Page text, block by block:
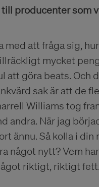
till producenter som
med att fråga sig,
mycket
att göra beats. Och
sak är att de
Williams tog
andra. När jag
ännu. Så kolla i
något nytt? Vem
riktigt, riktigt fett.